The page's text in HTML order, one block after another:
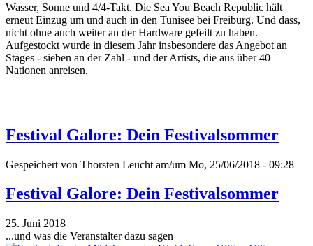
Wasser, Sonne und 4/4-Takt. Die Sea You Beach Republic hält
erneut Einzug um und auch in den Tunisee bei Freiburg. Und dass,
nicht ohne auch weiter an der Hardware gefeilt zu haben.
Aufgestockt wurde in diesem Jahr insbesondere das Angebot an
Stages - sieben an der Zahl - und der Artists, die aus über 40
Nationen anreisen.
Festival Galore: Dein Festivalsommer
Gespeichert von Thorsten Leucht am/um Mo, 25/06/2018 - 09:28
Festival Galore: Dein Festivalsommer
25. Juni 2018
...und was die Veranstalter dazu sagen